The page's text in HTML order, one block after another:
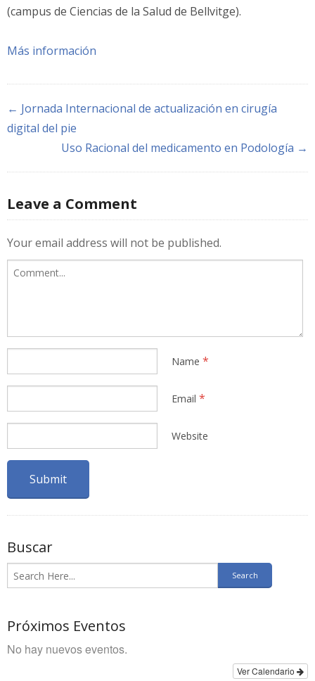
(campus de Ciencias de la Salud de Bellvitge).
Más información
← Jornada Internacional de actualización en cirugía
digital del pie
Uso Racional del medicamento en Podología →
Leave a Comment
Your email address will not be published.
Name *
Email *
Website
Buscar
Próximos Eventos
No hay nuevos eventos.
Ver Calendario